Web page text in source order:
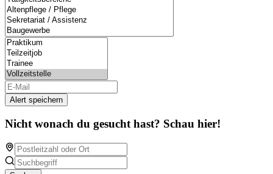
Alert speichern
Nicht wonach du gesucht hast? Schau hier!